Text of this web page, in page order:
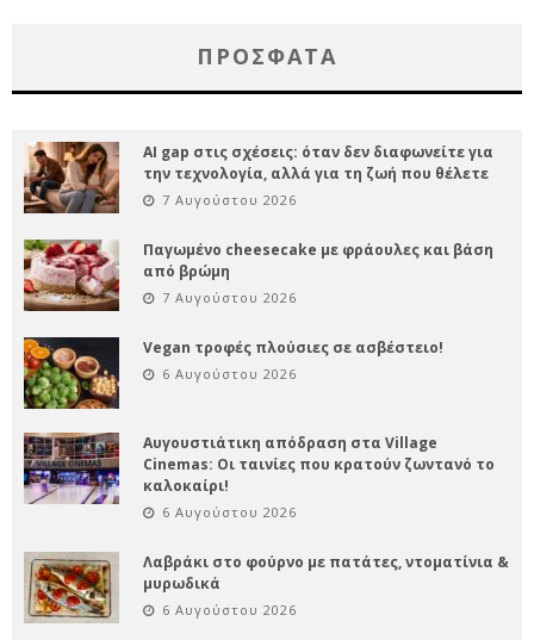
ΠΡΌΣΦΑΤΑ
AI gap στις σχέσεις: όταν δεν διαφωνείτε για
την τεχνολογία, αλλά για τη ζωή που θέλετε
7 Αυγούστου 2026
Παγωμένο cheesecake με φράουλες και βάση
από βρώμη
7 Αυγούστου 2026
Vegan τροφές πλούσιες σε ασβέστειο!
6 Αυγούστου 2026
Αυγουστιάτικη απόδραση στα Village
Cinemas: Οι ταινίες που κρατούν ζωντανό το
καλοκαίρι!
6 Αυγούστου 2026
Λαβράκι στο φούρνο με πατάτες, ντοματίνια &
μυρωδικά
6 Αυγούστου 2026